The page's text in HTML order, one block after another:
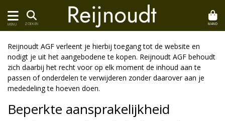
MENU ZOEKEN MAND
Reijnoudt AGF verleent je hierbij toegang tot de website en
nodigt je uit het aangebodene te kopen. Reijnoudt AGF behoudt
zich daarbij het recht voor op elk moment de inhoud aan te
passen of onderdelen te verwijderen zonder daarover aan je
mededeling te hoeven doen.
Beperkte aansprakelijkheid